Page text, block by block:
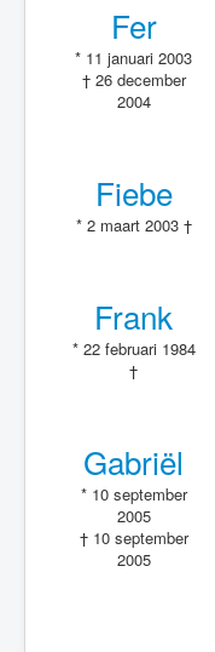
Fer
* 11 januari 2003
† 26 december
2004
Fiebe
* 2 maart 2003 †
Frank
* 22 februari 1984
†
Gabriël
* 10 september
2005
† 10 september
2005